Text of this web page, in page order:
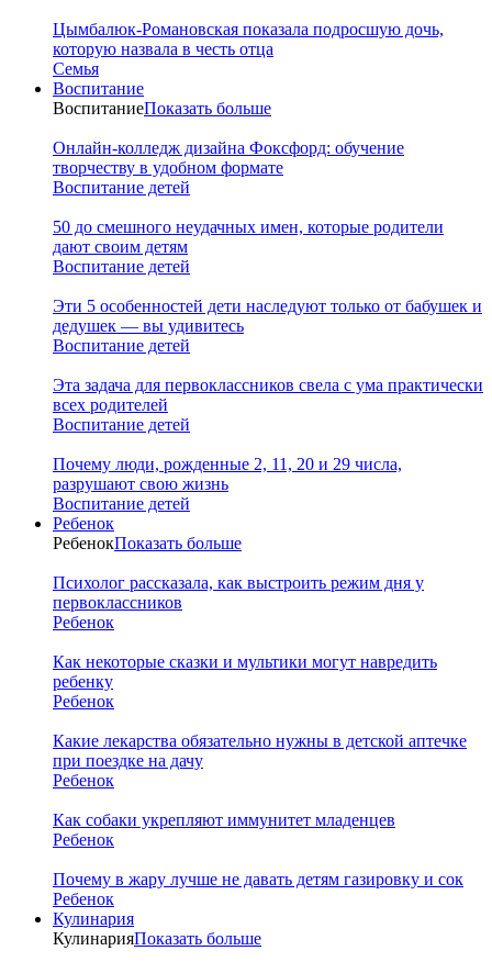
Цымбалюк-Романовская показала подросшую дочь,
которую назвала в честь отца
Семья
Воспитание
ВоспитаниеПоказать больше
Онлайн-колледж дизайна Фоксфорд: обучение
творчеству в удобном формате
Воспитание детей
50 до смешного неудачных имен, которые родители
дают своим детям
Воспитание детей
Эти 5 особенностей дети наследуют только от бабушек и
дедушек — вы удивитесь
Воспитание детей
Эта задача для первоклассников свела с ума практически
всех родителей
Воспитание детей
Почему люди, рожденные 2, 11, 20 и 29 числа,
разрушают свою жизнь
Воспитание детей
Ребенок
РебенокПоказать больше
Психолог рассказала, как выстроить режим дня у
первоклассников
Ребенок
Как некоторые сказки и мультики могут навредить
ребенку
Ребенок
Какие лекарства обязательно нужны в детской аптечке
при поездке на дачу
Ребенок
Как собаки укрепляют иммунитет младенцев
Ребенок
Почему в жару лучше не давать детям газировку и сок
Ребенок
Кулинария
КулинарияПоказать больше